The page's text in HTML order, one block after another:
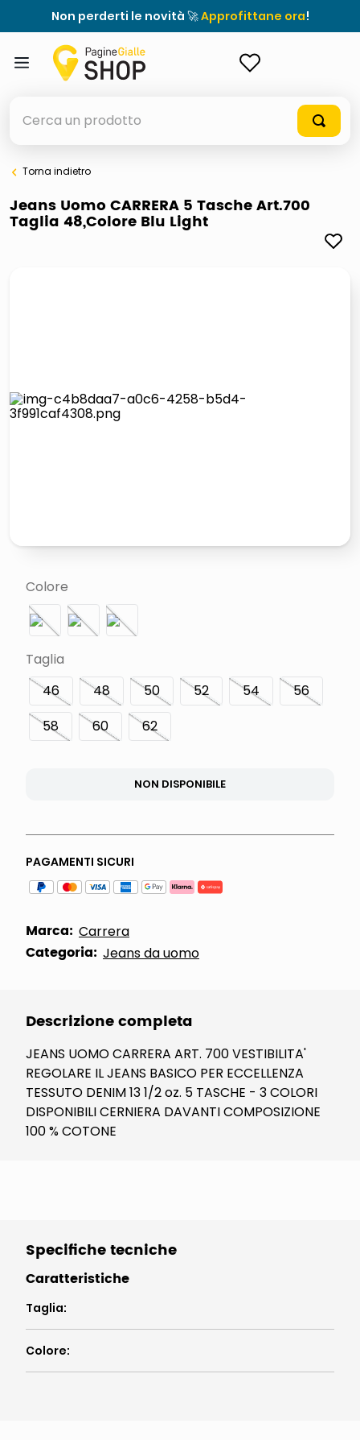
Non perderti le novità 🚀Approfittane ora!
elenchi telefonici
meme
airpods
pattumiera raccolta differenziata
Torna indietro
Jeans Uomo CARRERA 5 Tasche Art.700
Taglia 48,Colore Blu Light
Colore
Taglia
46
48 50 52 54
56
58
60 62
NON DISPONIBILE
PAGAMENTI SICURI
Marca: Carrera
Categoria: Jeans da uomo
Descrizione completa
JEANS UOMO CARRERA ART. 700 VESTIBILITA'
REGOLARE IL JEANS BASICO PER ECCELLENZA
TESSUTO DENIM 13 1/2 oz. 5 TASCHE - 3 COLORI
DISPONIBILI CERNIERA DAVANTI COMPOSIZIONE
100 % COTONE
Specifiche tecniche
Caratteristiche
Taglia:
Colore: